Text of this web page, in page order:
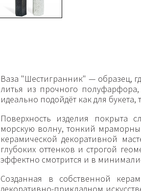
Ваза "Шестигранник" — образец,
литья из прочного
идеально подойдёт как для
Поверхность изделия покрыта
морскую волну, тонкий
керамической декоративной
глубоких оттенков и строгой
эффектно смотрится и в
Созданная в собственной
декоративно-прикладном